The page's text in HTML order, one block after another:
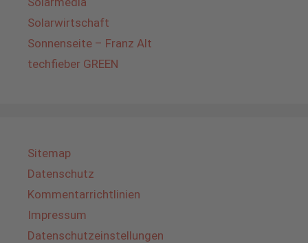
Solarwirtschaft
Sonnenseite – Franz Alt
techfieber GREEN
Sitemap
Datenschutz
Kommentarrichtlinien
Impressum
Datenschutzeinstellungen